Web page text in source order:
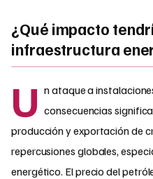
¿Qué impacto
infraestructura
U n ataque a
consecuencias
producción y exportación de
repercusiones globales,
energético. El precio del